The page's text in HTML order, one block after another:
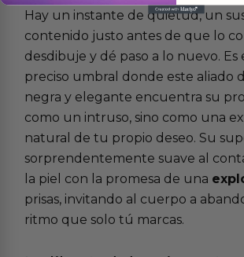
Hay un instante de quietud, un
contenido justo antes de que lo
desdibuje y dé paso a lo nuevo. Es
preciso umbral donde este aliado
negra y elegante encuentra su
como un intruso, sino como una
natural de tu propio deseo. Su
sorprendentemente suave al
la piel con la promesa de una
prisas, invitando al cuerpo a
ritmo que solo tú marcas.